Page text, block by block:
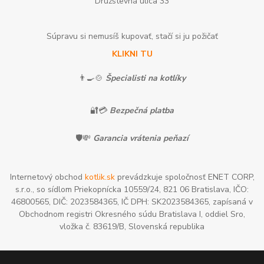
Súpravu si nemusíš kupovať, stačí si ju požičať
KLIKNI TU
👨‍🍳🍲 Špecialisti na kotlíky
🔐💳 Bezpečná platba
🛡️💸 Garancia vrátenia peňazí
Internetový obchod kotlik.skprevádzkuje spoločnosť ENET CORP,
s.r.o., so sídlom Priekopnícka 10559/24, 821 06 Bratislava, IČO:
46800565, DIČ: 2023584365, IČ DPH: SK2023584365, zapísaná v
Obchodnom registri Okresného súdu Bratislava I, oddiel Sro,
vložka č. 83619/B, Slovenská republika